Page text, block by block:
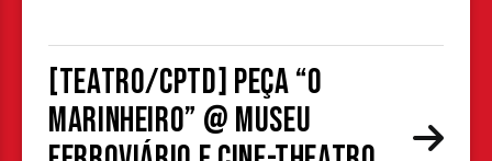
[TEATRO/CPTD] Peça “O
Marinheiro” @ Museu